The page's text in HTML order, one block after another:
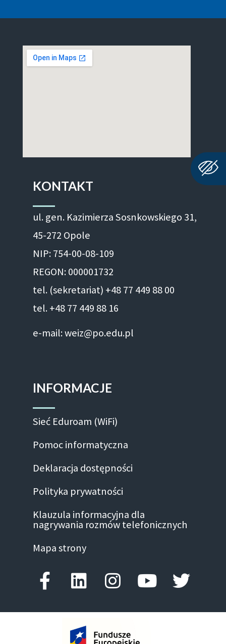
KONTAKT
ul. gen. Kazimierza Sosnkowskiego 31,
45-272 Opole
NIP: 754-00-08-109
REGON: 000001732
tel. (sekretariat) +48 77 449 88 00
tel. +48 77 449 88 16
e-mail: weiz@po.edu.pl
INFORMACJE
Sieć Eduroam (WiFi)
Pomoc informatyczna
Deklaracja dostępności
Polityka prywatności
Klauzula informacyjna dla
nagrywania rozmów telefonicznych
Mapa strony
Facebook-f
LinkedinInstagram
Youtube